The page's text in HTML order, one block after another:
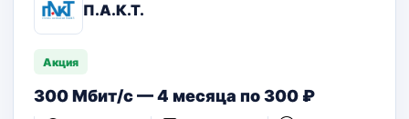
П.А.К.Т.
Акция
300 Мбит/с — 4 месяца по 300 ₽